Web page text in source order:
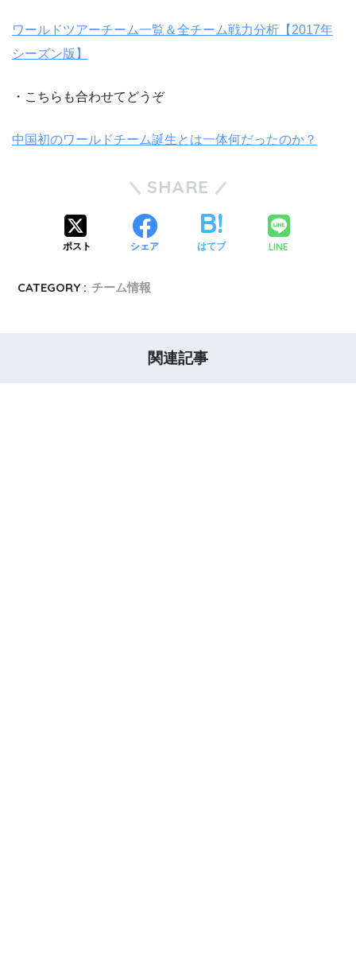
ワールドツアーチーム一覧＆全チーム戦力分析【2017年
シーズン版】
・こちらも合わせてどうぞ
中国初のワールドチーム誕生とは一体何だったのか？
SHARE
ポスト シェア はてブ LINE
CATEGORY : チーム情報
関連記事